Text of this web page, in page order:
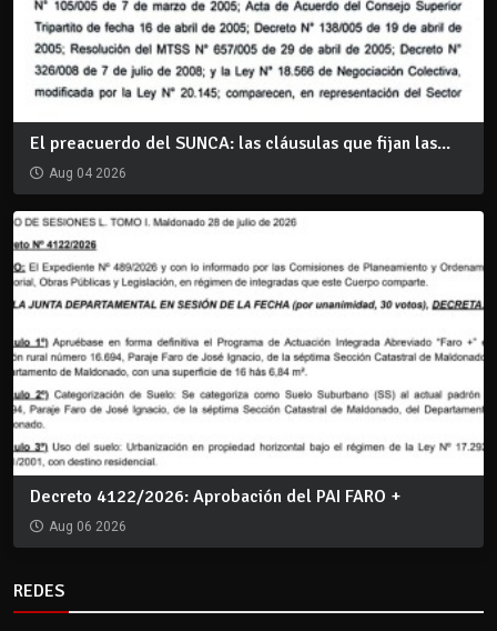
El preacuerdo del SUNCA: las cláusulas que fijan las...
Aug 04 2026
Decreto 4122/2026: Aprobación del PAI FARO +
Aug 06 2026
REDES